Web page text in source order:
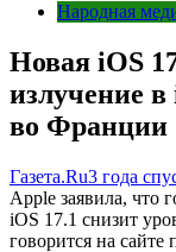
Народная
Новая iOS
излучение в
во Франции
Газета.Ru3 года
Apple заявила, что
iOS 17.1 снизит
говорится на